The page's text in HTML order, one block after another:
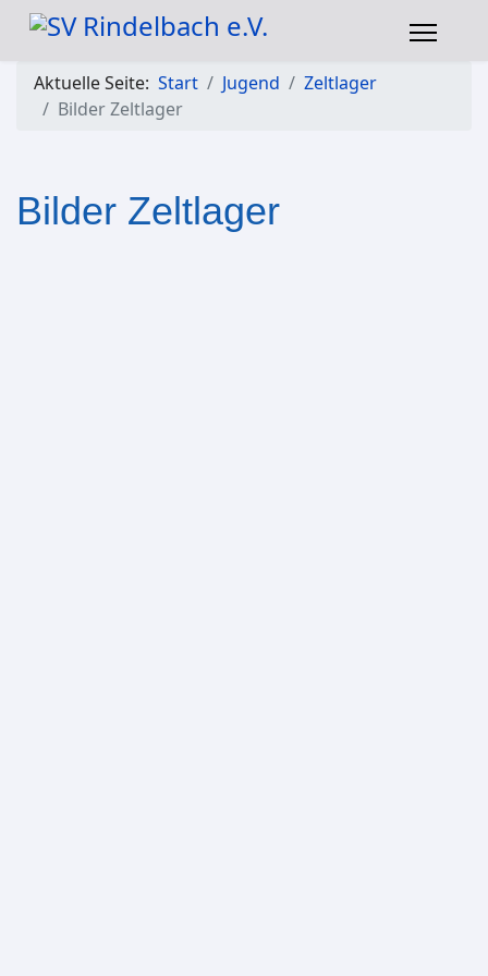
Aktuelle Seite: Start Jugend
Zeltlager
Bilder Zeltlager
Bilder Zeltlager